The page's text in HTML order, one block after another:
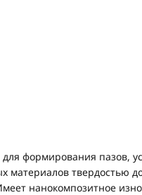
формирования пазов,
материалов твердостью
нанокомпозитное